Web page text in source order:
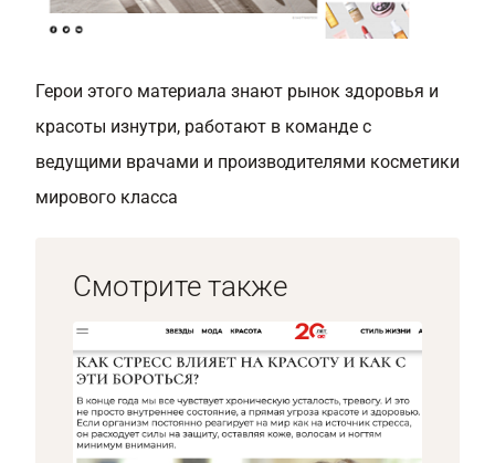
Герои этого материала знают рынок здоровья и
красоты изнутри, работают в команде с
ведущими врачами и производителями косметики
мирового класса
Смотрите также